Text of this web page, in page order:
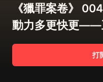
《獵罪案卷》
動力多更快更——
打